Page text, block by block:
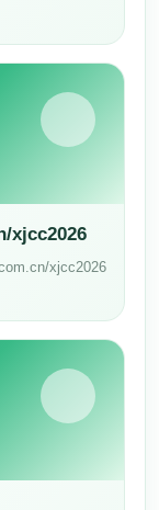
xjcc2026
xjcc2026